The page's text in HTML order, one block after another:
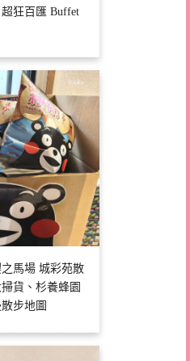
狂百匯 Buffet
馬場 城彩苑散
貨、杉養蜂園
步地圖